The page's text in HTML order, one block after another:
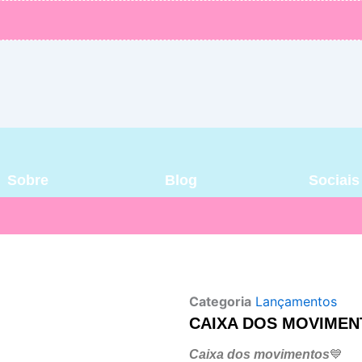
Sobre Blog Sociais
Categoria Lançamentos
CAIXA DOS
Caixa dos movimentos💙